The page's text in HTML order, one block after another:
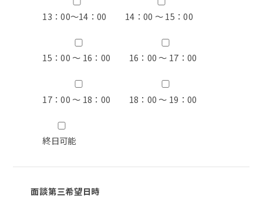
13：00〜14：00 14：00 ～ 15：00
15：00 ～ 16：00 16：00 ～ 17：00
17：00 ～ 18：00 18：00 ～ 19：00
終日可能
面談第三希望日時